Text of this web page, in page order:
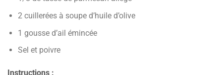
2 cuillerées à soupe d’huile d’olive
1 gousse d’ail émincée
Sel et poivre
Instructions :